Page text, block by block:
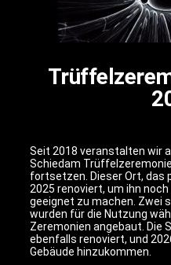
Seit 2018 veranstalten wir
Schiedam
fortsetzen. Dieser Ort, das
2025 renoviert, um ihn
geeignet zu machen. Zwei
wurden für die Nutzung
Zeremonien angebaut. Die
ebenfalls renoviert, und
Gebäude hinzukommen.